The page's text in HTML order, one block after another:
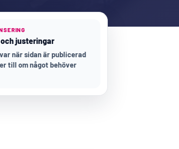
justeringar
när sidan är publicerad
till om något behöver